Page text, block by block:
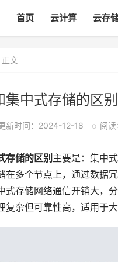
首页 云计算 云存
正文
集中式存储的区
新时间：2024-12-18 o 阅
存储的区别 主要是：集中
在多个节点上，通过数据
式存储网络通信开销大，
复杂但可靠性高，适用于